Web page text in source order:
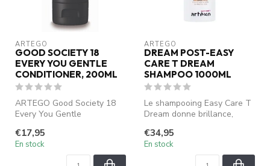
ARTEGO
GOOD SOCIETY 18
EVERY YOU GENTLE
CONDITIONER, 200ML
ARTEGO Good Society 18
Every You Gentle
adoucit vos cheve...
€17,95
En stock
ARTEGO
DREAM POST-EASY
CARE T DREAM
SHAMPOO 1000ML
Le shampooing Easy Care T
Dream donne brillance,
cheveux...
€34,95
En stock